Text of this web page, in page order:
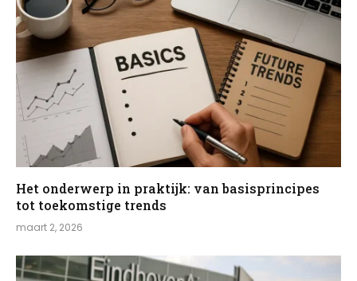
Het onderwerp in praktijk: van basisprincipes
tot toekomstige trends
maart 2, 2026